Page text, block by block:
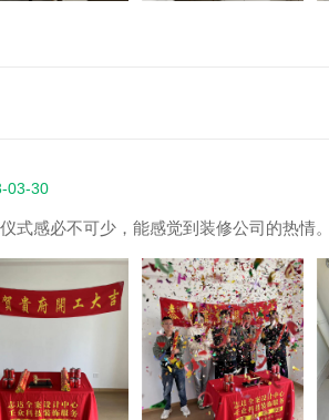
03-30
式感必不可少，能感觉到装修公司的热情